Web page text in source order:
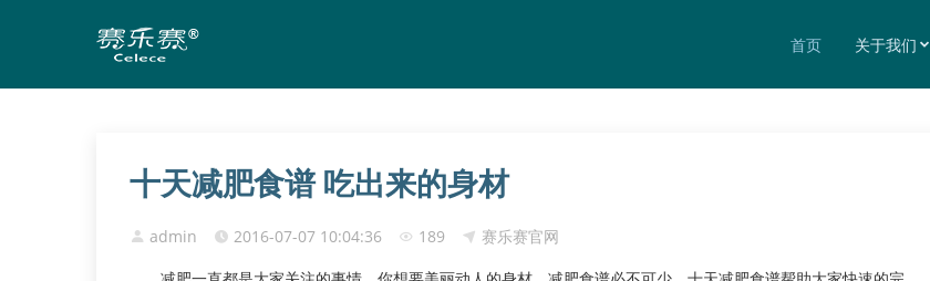
首页 关于我们
十天减肥食谱 吃出来的身材
admin 2016-07-07 10:04:36 189 赛乐赛官网